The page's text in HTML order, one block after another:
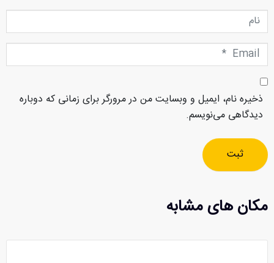
نام
Email
*
ذخیره نام، ایمیل و وبسایت من در مرورگر برای زمانی که دوباره
دیدگاهی می‌نویسم.
ثبت
مکان های مشابه